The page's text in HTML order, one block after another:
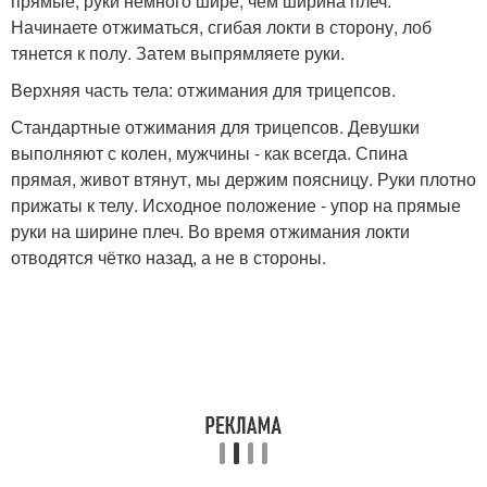
Начинаете отжиматься, сгибая локти в сторону, лоб
тянется к полу. Затем выпрямляете руки.
Верхняя часть тела: отжимания для трицепсов.
Стандартные отжимания для трицепсов. Девушки
выполняют с колен, мужчины - как всегда. Спина
прямая, живот втянут, мы держим поясницу. Руки плотно
прижаты к телу. Исходное положение - упор на прямые
руки на ширине плеч. Во время отжимания локти
отводятся чётко назад, а не в стороны.